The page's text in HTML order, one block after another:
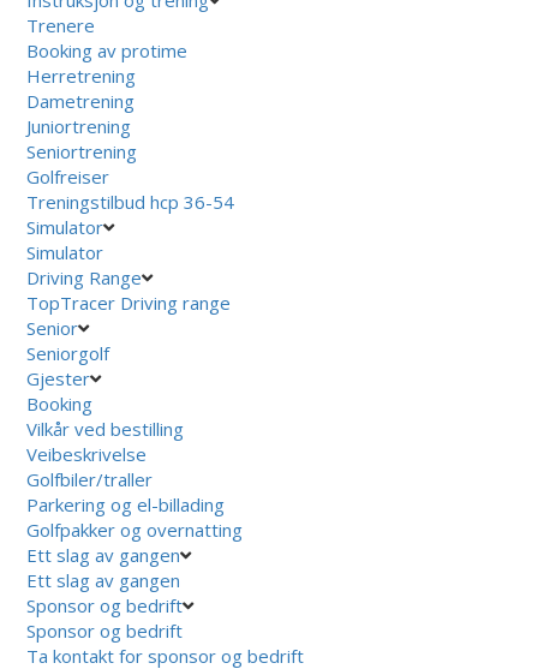
Trenere
Booking av protime
Herretrening
Dametrening
Juniortrening
Seniortrening
Golfreiser
Treningstilbud hcp 36-54
Simulator
Simulator
Driving Range
TopTracer Driving range
Senior
Seniorgolf
Gjester
Booking
Vilkår ved bestilling
Veibeskrivelse
Golfbiler/traller
Parkering og el-billading
Golfpakker og overnatting
Ett slag av gangen
Ett slag av gangen
Sponsor og bedrift
Sponsor og bedrift
Ta kontakt for sponsor og bedrift